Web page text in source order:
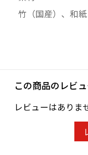
竹（国産）、和紙
この商品のレビ
レビューはありま